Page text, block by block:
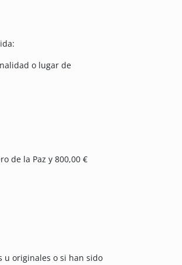
o lugar de
de la Paz y 800,00 €
u originales o si han sido